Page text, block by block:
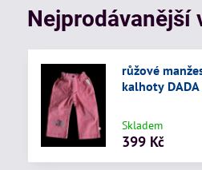
Nejprodávanější
růžové
kalhoty
Skladem
399 Kč